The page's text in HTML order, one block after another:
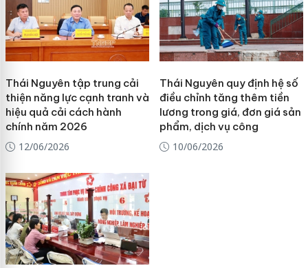
Thái Nguyên tập trung cải
thiện năng lực cạnh tranh và
hiệu quả cải cách hành
chính năm 2026
12/06/2026
Thái Nguyên quy định hệ số
điều chỉnh tăng thêm tiền
lương trong giá, đơn giá sản
phẩm, dịch vụ công
10/06/2026